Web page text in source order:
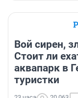
Вой сирен,
Стоит ли
аквапарк в
туристки